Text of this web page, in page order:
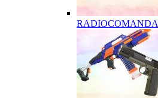
RADIOCOMANDA